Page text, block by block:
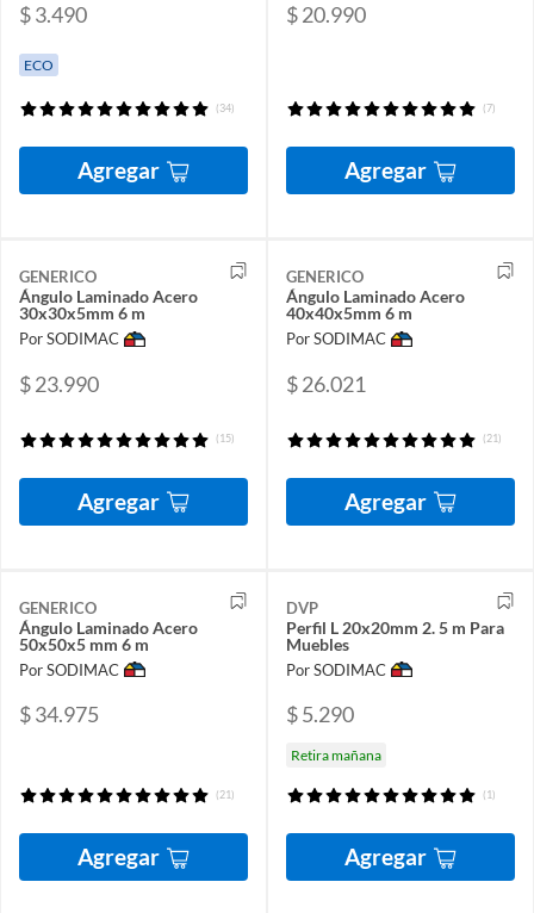
$ 3.490
ECO
(34)
Agregar
$ 20.990
(7)
Agregar
GENERICO
Ángulo Laminado Acero
30x30x5mm 6 m
Por SODIMAC
$ 23.990
(15)
Agregar
GENERICO
Ángulo Laminado Acero
40x40x5mm 6 m
Por SODIMAC
$ 26.021
(21)
Agregar
GENERICO
Ángulo Laminado Acero
50x50x5 mm 6 m
Por SODIMAC
$ 34.975
(21)
Agregar
DVP
Perfil L 20x20mm 2. 5 m Para
Muebles
Por SODIMAC
$ 5.290
Retira mañana
(1)
Agregar